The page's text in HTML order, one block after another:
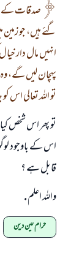
صدقات كے
گئے ہيں، جو
انہيں مال دار
پہچان ليں گے،
تو اللہ تعالى اس
تو پھر اس شخص
اس كے باوجود
قابل ہے ؟
واللہ اعلم .
حرام لین دین